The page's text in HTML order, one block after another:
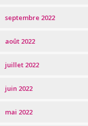
septembre 2022
août 2022
juillet 2022
juin 2022
mai 2022